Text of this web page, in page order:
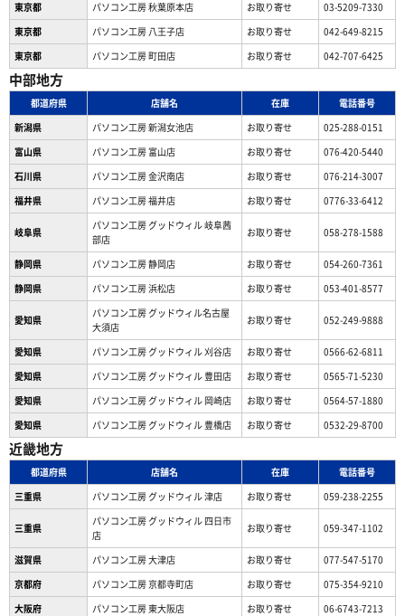
東京都
パソコン工房 秋葉原本店 お取り寄せ
03-5209-7330
東京都
パソコン工房 八王子店 お取り寄せ
042-649-8215
東京都
パソコン工房 町田店 お取り寄せ 042-707-6425
中部地方
都道府県 店舗名 在庫
電話番号
新潟県
パソコン工房 新潟女池店 お取り寄せ
025-288-0151
富山県
パソコン工房 富山店 お取り寄せ
076-420-5440
石川県
パソコン工房 金沢南店 お取り寄せ
076-214-3007
福井県
パソコン工房 福井店 お取り寄せ 0776-33-6412
岐阜県
パソコン工房 グッドウィル 岐阜茜
部店
お取り寄せ 058-278-1588
静岡県 パソコン工房 静岡店 お取り寄せ
054-260-7361
静岡県
パソコン工房 浜松店 お取り寄せ 053-401-8577
愛知県
パソコン工房 グッドウィル名古屋
大須店
お取り寄せ 052-249-9888
愛知県 パソコン工房 グッドウィル 刈谷店 お取り寄せ
0566-62-6811
愛知県
パソコン工房 グッドウィル 豊田店 お取り寄せ
0565-71-5230
愛知県
パソコン工房 グッドウィル 岡崎店 お取り寄せ
0564-57-1880
愛知県
パソコン工房 グッドウィル 豊橋店 お取り寄せ 0532-29-8700
近畿地方
都道府県 店舗名 在庫
電話番号
三重県
パソコン工房 グッドウィル 津店 お取り寄せ 059-238-2255
三重県
パソコン工房 グッドウィル 四日市
店
お取り寄せ 059-347-1102
滋賀県 パソコン工房 大津店 お取り寄せ
077-547-5170
京都府
パソコン工房 京都寺町店 お取り寄せ
075-354-9210
大阪府
パソコン工房 東大阪店 お取り寄せ
06-6743-7213